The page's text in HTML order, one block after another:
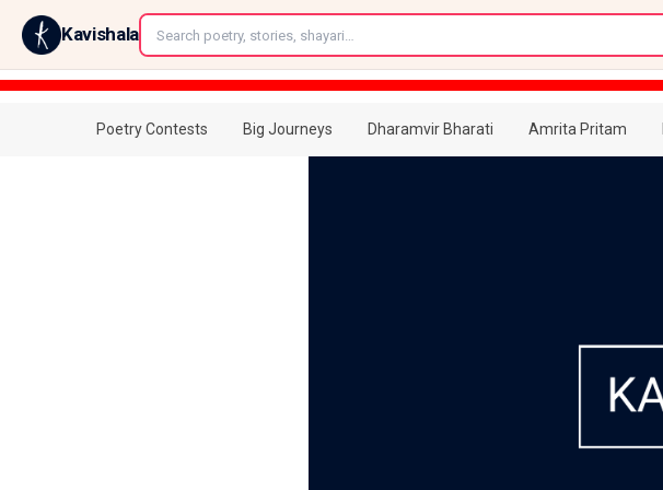
Kavishala
Poetry Contests Big Journeys Dharamvir Bharati Amrita Pritam